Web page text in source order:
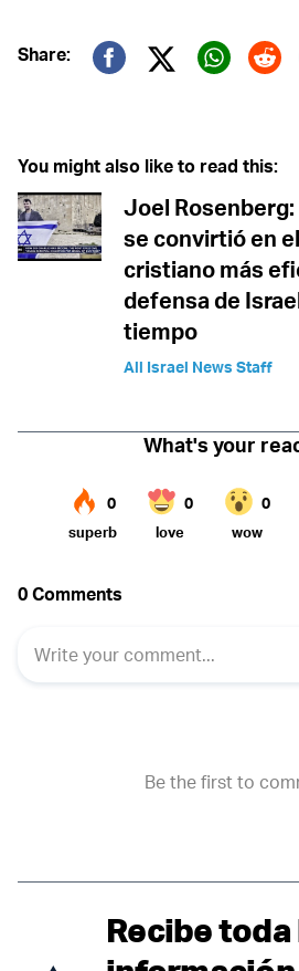
Share:
Twitter (X)
You might also like to read this:
Joel
se convirtió en
cristiano más
defensa de
tiempo
All Israel News Staff
Recibe toda